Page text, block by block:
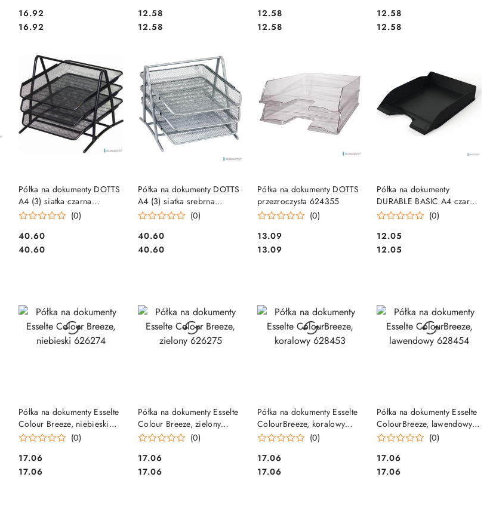
Cena:
16.92
Cena:
16.92
Cena:
12.58
Cena:
12.58
Cena:
12.58
Cena:
12.58
Cena:
12.58
Cena:
12.58
Półka na dokumenty DOTTS
A4 (3) siatka czarna
350x297x275mm
(0)
Cena:
40.60
Cena:
40.60
DO KOSZYKA
Półka na dokumenty DOTTS
A4 (3) siatka srebrna
350x297x275mm
(0)
Cena:
40.60
Cena:
40.60
DO KOSZYKA
Półka na dokumenty DOTTS
przezroczysta 624355
(0)
Cena:
13.09
Cena:
13.09
DO KOSZYKA
Półka na dokumenty
DURABLE BASIC A4 czarna
1701674060
(0)
Cena:
12.05
Cena:
12.05
DO KOSZYKA
Półka na dokumenty Esselte
Colour Breeze, niebieski
626274
(0)
Cena:
17.06
Cena:
17.06
DO KOSZYKA
Półka na dokumenty Esselte
Colour Breeze, zielony
626275
(0)
Cena:
17.06
Cena:
17.06
DO KOSZYKA
Półka na dokumenty Esselte
ColourBreeze, koralowy
628453
(0)
Cena:
17.06
Cena:
17.06
DO KOSZYKA
Półka na dokumenty Esselte
ColourBreeze, lawendowy
628454
(0)
Cena:
17.06
Cena:
17.06
DO KOSZYKA